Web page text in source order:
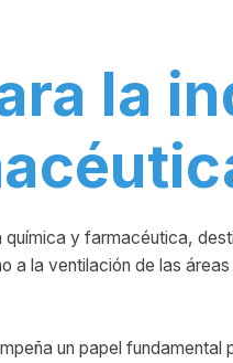
la
y farmacéutica,
la ventilación de las
un papel fundamental